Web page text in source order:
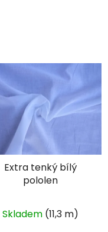
Extra tenký bílý
pololen
Skladem (11,3 m)